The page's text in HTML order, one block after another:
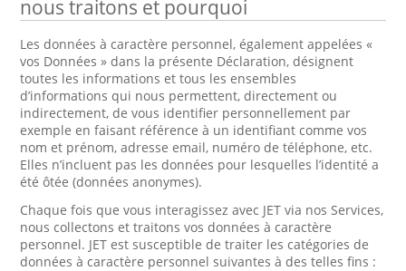
nous traitons et pourquoi
Les données à caractère personnel, également appelées «
vos Données » dans la présente Déclaration, désignent
toutes les informations et tous les ensembles
d’informations qui nous permettent, directement ou
indirectement, de vous identifier personnellement par
exemple en faisant référence à un identifiant comme vos
nom et prénom, adresse email, numéro de téléphone, etc.
Elles n’incluent pas les données pour lesquelles l’identité a
été ôtée (données anonymes).
Chaque fois que vous interagissez avec JET via nos Services,
nous collectons et traitons vos données à caractère
personnel. JET est susceptible de traiter les catégories de
données à caractère personnel suivantes à des telles fins :